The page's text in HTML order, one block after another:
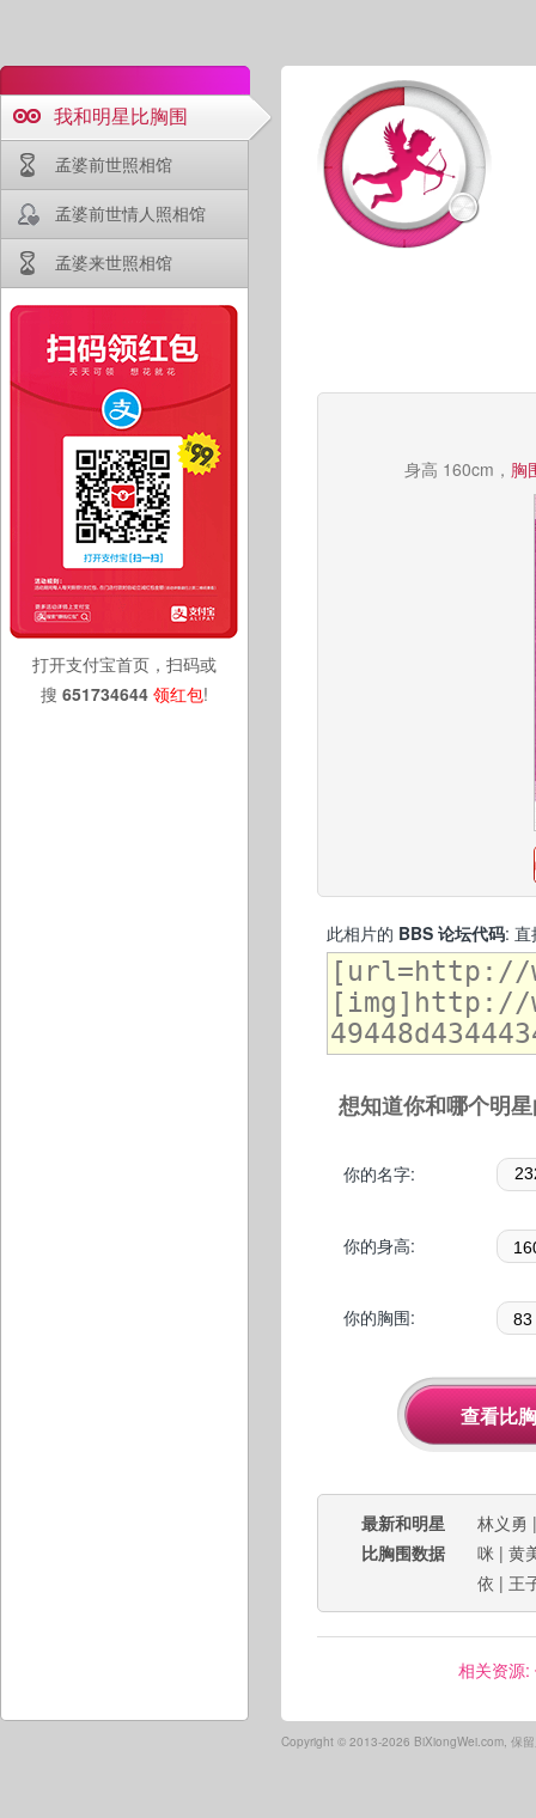
我和明星比胸围
孟婆前世照相馆
孟婆前世情人照相馆
孟婆来世照相馆
打开支付宝首页，扫码或
搜 651734644 领红包!
身高 160cm， 胸
此相片的 BBS 论坛代码: 直
想知道你和哪个明
你的名字:
你的身高:
你的胸围:
最新和明星
比胸围数据
林义勇
咪 | 黄
依 | 王
相关资源:
Copyright © 2013-2026 BiXiongWei.com, 保